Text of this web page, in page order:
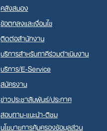
คลังสมอง
ข้อตกลงและเงื่อนไข
ติดต่อสำนักงาน
บริการสำหรับภาคีร่วมดำเนินงาน
บริการ/E-Service
สมัครงาน
ข่าวประชาสัมพันธ์/ประกาศ
สอบถาม-แนะนำ-ติชม
นโยบายการคุ้มครองข้อมูลส่วน